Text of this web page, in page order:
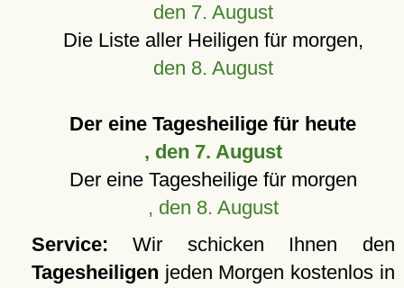
den 7. August
Die Liste aller Heiligen für morgen,
den 8. August
Der eine Tagesheilige für heute
, den 7. August
Der eine Tagesheilige für morgen
, den 8. August
Service: Wir schicken Ihnen den
Tagesheiligen jeden Morgen kostenlos in